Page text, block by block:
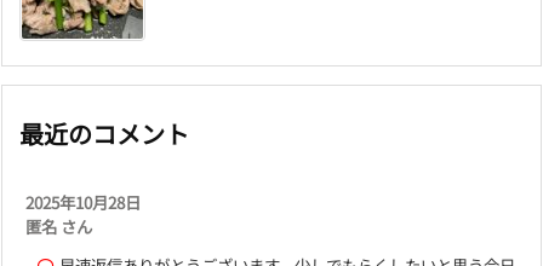
最近のコメント
2025年10月28日
匿名 さん